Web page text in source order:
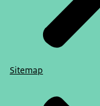
Sitemap